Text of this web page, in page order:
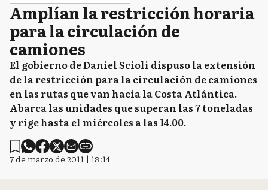
Amplían la restricción horaria
para la circulación de
camiones
El gobierno de Daniel Scioli dispuso la extensión
de la restricción para la circulación de camiones
en las rutas que van hacia la Costa Atlántica.
Abarca las unidades que superan las 7 toneladas
y rige hasta el miércoles a las 14.00.
7 de marzo de 2011 | 18:14